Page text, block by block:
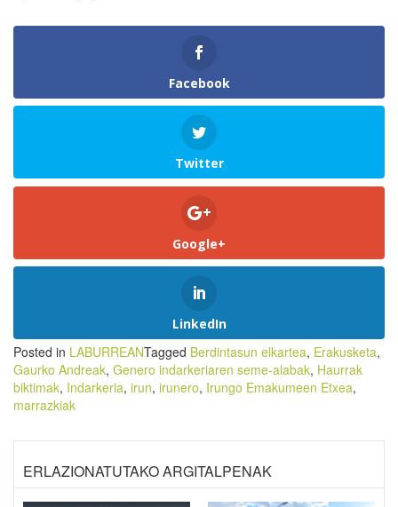
Facebook
Twitter
Google+
LinkedIn
Posted in LABURREANTagged Berdintasun elkartea, Erakusketa,
Gaurko Andreak, Genero indarkeriaren seme-alabak, Haurrak
biktimak, Indarkeria, irun, irunero, Irungo Emakumeen Etxea,
marrazkiak
ERLAZIONATUTAKO ARGITALPENAK